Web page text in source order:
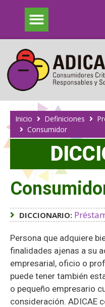
Inicio Definiciones
Consumidor
DICCIONARIO:
Persona que adquiere
finalidades ajenas a su
empresarial, oficio o
puede tener también
o pequeño empresario
consideración. ADICAE